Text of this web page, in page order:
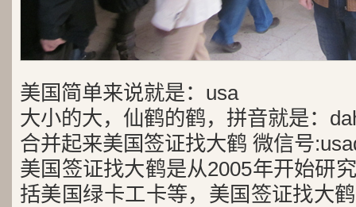
美国简单来说就是：usa
大小的大，仙鹤的鹤，拼音就是：
合并起来美国签证找大鹤 微信号
美国签证找大鹤是从2005年开始研
括美国绿卡工卡等，美国签证找大